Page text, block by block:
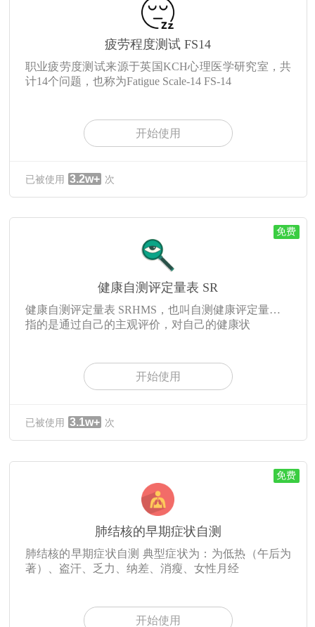
疲劳程度测试 FS14
职业疲劳度测试来源于英国KCH心理医学研究室，共
计14个问题，也称为Fatigue Scale-14 FS-14
开始使用
已被使用 3.2w+ 次
免费
健康自测评定量表 SR
健康自测评定量表 SRHMS，也叫自测健康评定量表，
指的是通过自己的主观评价，对自己的健康状
开始使用
已被使用 3.1w+ 次
免费
肺结核的早期症状自测
肺结核的早期症状自测 典型症状为：为低热（午后为
著）、盗汗、乏力、纳差、消瘦、女性月经
开始使用